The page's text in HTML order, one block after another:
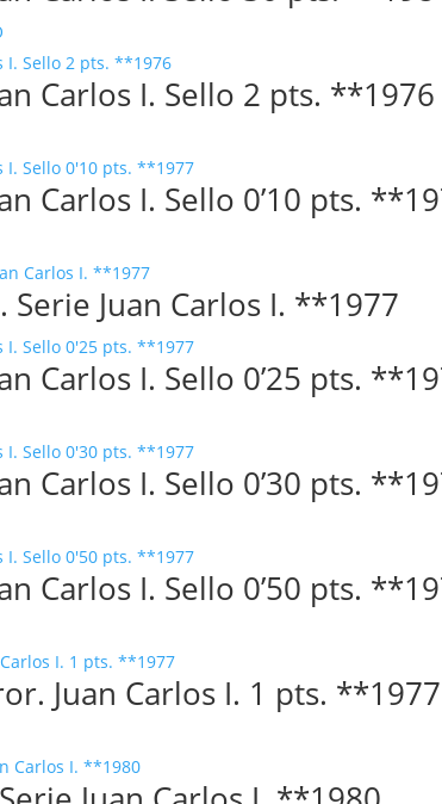
Carlos I. Sello 2 pts. **1976
Carlos I. Sello 0’10 pts.
Serie Juan Carlos I. **1977
Carlos I. Sello 0’25 pts.
Carlos I. Sello 0’30 pts.
Carlos I. Sello 0’50 pts.
Juan Carlos I. 1 pts. **1977